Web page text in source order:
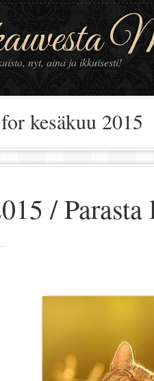
nyt, aina ja ikkuisesti!
kesäkuu 2015
/ Parasta